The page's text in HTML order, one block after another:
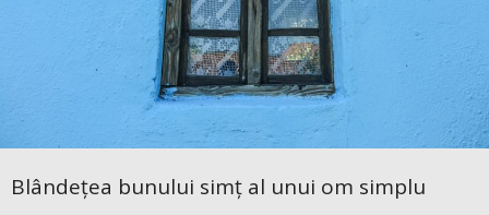
Blândețea bunului simț al unui om simplu